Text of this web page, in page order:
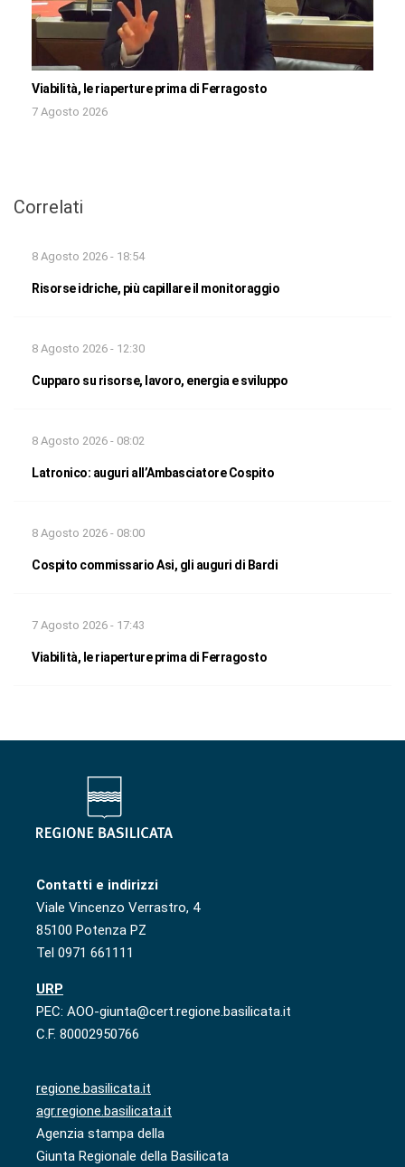
Viabilità, le riaperture prima di Ferragosto
7 Agosto 2026
Correlati
8 Agosto 2026 - 18:54
Risorse idriche, più capillare il monitoraggio
8 Agosto 2026 - 12:30
Cupparo su risorse, lavoro, energia e sviluppo
8 Agosto 2026 - 08:02
Latronico: auguri all’Ambasciatore Cospito
8 Agosto 2026 - 08:00
Cospito commissario Asi, gli auguri di Bardi
7 Agosto 2026 - 17:43
Viabilità, le riaperture prima di Ferragosto
Contatti e indirizzi
Viale Vincenzo Verrastro, 4
85100 Potenza PZ
Tel 0971 661111
URP
PEC: AOO-giunta@cert.regione.basilicata.it
C.F. 80002950766
regione.basilicata.it
agr.regione.basilicata.it
Agenzia stampa della
Giunta Regionale della Basilicata